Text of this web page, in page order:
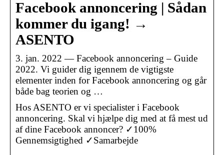
Facebook annoncering | Sådan
kommer du igang! →
ASENTO
3. jan. 2022 — Facebook annoncering – Guide
2022. Vi guider dig igennem de vigtigste
elementer inden for Facebook annoncering og går
både bag teorien og …
Hos ASENTO er vi specialister i Facebook
annoncering. Skal vi hjælpe dig med at få mest ud
af dine Facebook annoncer? ✓100%
Gennemsigtighed ✓Samarbejde